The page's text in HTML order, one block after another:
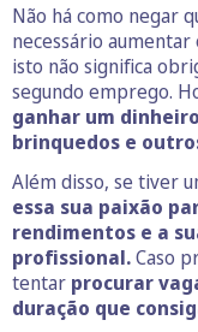
Não há como negar
necessário
isto não significa
segundo emprego.
ganhar um
brinquedos e
Além disso, se tiver
essa sua paixão
rendimentos e a
profissional.Caso
tentar procurar
duração que